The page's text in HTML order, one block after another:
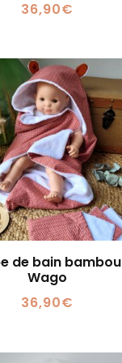
36,90€
de bain bambou
Wago
36,90€